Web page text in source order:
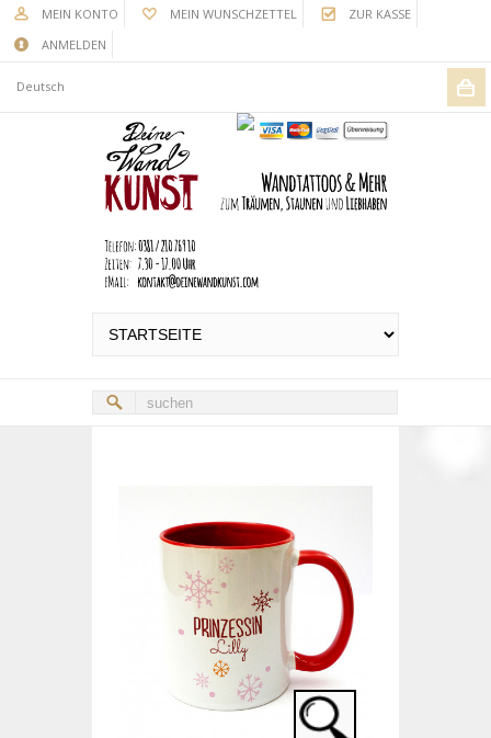
MEIN KONTO MEIN WUNSCHZETTEL
ZUR KASSE
ANMELDEN
Deutsch